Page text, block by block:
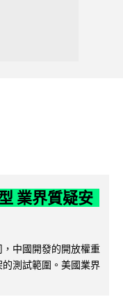
業界質疑安
中國開發的開放權重
測試範圍。美國業界